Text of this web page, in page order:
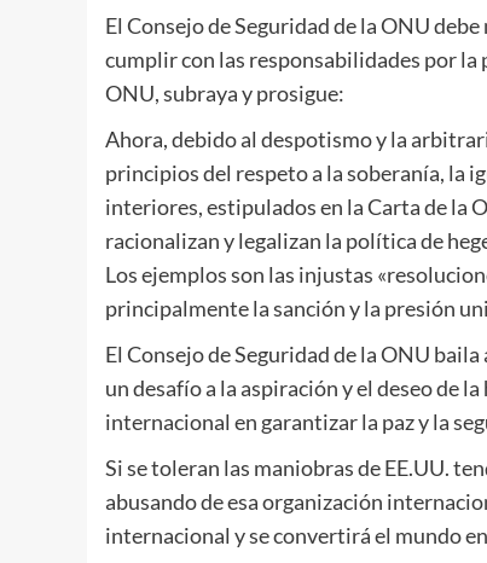
El Consejo de Seguridad de la ONU
cumplir con las responsabilidades por la
ONU, subraya y prosigue:
Ahora, debido al despotismo y la
principios del respeto a la soberanía, la
interiores, estipulados en la Carta de la
racionalizan y legalizan la política de
Los ejemplos son las injustas
principalmente la sanción y la presión
El Consejo de Seguridad de la ONU
un desafío a la aspiración y el deseo de
internacional en garantizar la paz y la
Si se toleran las maniobras de EE.UU.
abusando de esa organización
internacional y se convertirá el mundo